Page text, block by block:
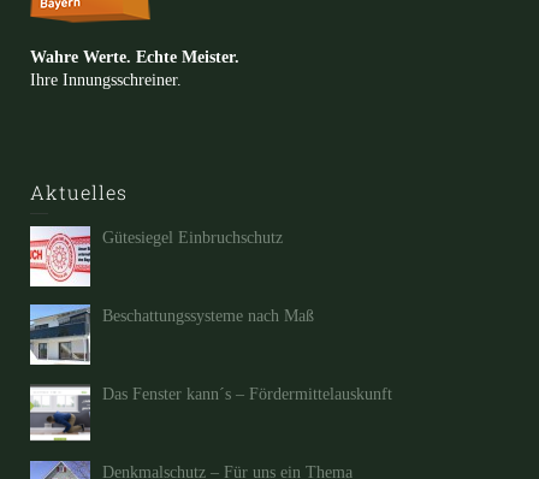
Wahre Werte. Echte Meister.
Ihre Innungsschreiner.
Aktuelles
Gütesiegel Einbruchschutz
Beschattungssysteme nach Maß
Das Fenster kann´s – Fördermittelauskunft
Denkmalschutz – Für uns ein Thema